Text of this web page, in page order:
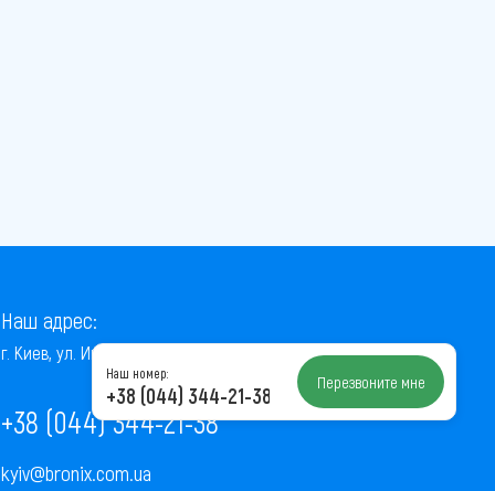
Наш адрес:
г. Киев, ул. Институтская, 22/7, оф. 41
+38 (044) 344-21-38
kyiv@bronix.com.ua
Наш номер:
+38 (044) 344-21-38 Перезвоните мне